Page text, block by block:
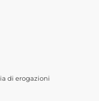
di erogazioni